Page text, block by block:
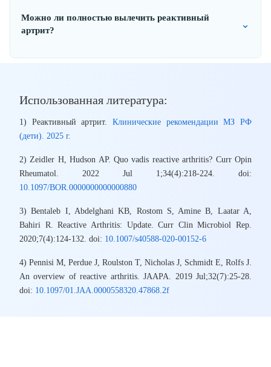
Можно ли полностью вылечить реактивный
артрит?
⌄
Использованная литература:
1) Реактивный артрит. Клинические рекомендации МЗ РФ
(дети). 2025 г.
2) Zeidler H, Hudson AP. Quo vadis reactive arthritis? Curr Opin
Rheumatol. 2022 Jul 1;34(4):218-224. doi:
10.1097/BOR.0000000000000880
3) Bentaleb I, Abdelghani KB, Rostom S, Amine B, Laatar A,
Bahiri R. Reactive Arthritis: Update. Curr Clin Microbiol Rep.
2020;7(4):124-132. doi: 10.1007/s40588-020-00152-6
4) Pennisi M, Perdue J, Roulston T, Nicholas J, Schmidt E, Rolfs J.
An overview of reactive arthritis. JAAPA. 2019 Jul;32(7):25-28.
doi: 10.1097/01.JAA.0000558320.47868.2f